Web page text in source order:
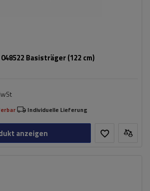
Basisträger (122 cm)
Individuelle Lieferung
anzeigen